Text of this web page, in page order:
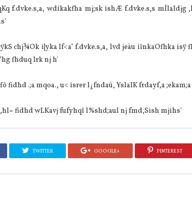
f.dvke.s,a, wdikakfha mj;sk ishÆ f.dvke.s,s mÍlaIdjg
chj¾Ok i|yka lf<a" f.dvke.s,a, lvd jeàu iïnkaOfhka
fhduq lrk nj h'
fidhd .;a mqoa., u< isrer l¿fndaú, YslaIK frdayf,a
fidhd wLKavj fufyhqï l%shd;aul nj fmd,Sish mjihs'
TWITTER GOOGLE+ PINTEREST